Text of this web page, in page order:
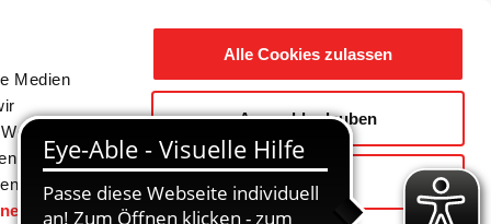
Medien
Daten
gesetzt.
Alle Cookies zulassen
Auswahl erlauben
Ablehnen
Gemeinde / Geschichte